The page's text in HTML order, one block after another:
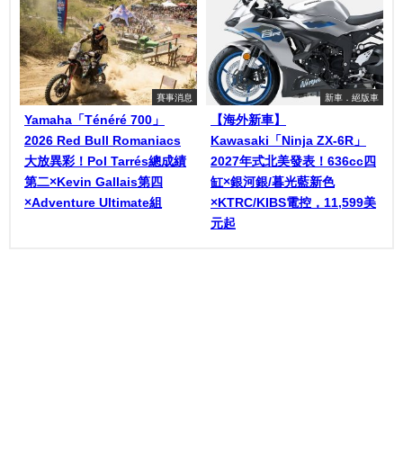
賽事消息
Yamaha「Ténéré 700」
2026 Red Bull Romaniacs
大放異彩！Pol Tarrés總成績
第二×Kevin Gallais第四
×Adventure Ultimate組
新車．絕版車
【海外新車】
Kawasaki「Ninja ZX-6R」
2027年式北美發表！636cc四
缸×銀河銀/暮光藍新色
×KTRC/KIBS電控，11,599美
元起